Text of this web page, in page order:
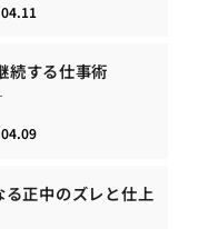
続する仕事術
正中のズレと仕上